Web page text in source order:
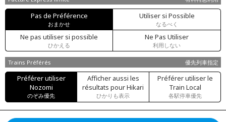
Pas de Préférence
おまかせ
Utiliser si Possible
なるべく
Ne pas utiliser si possible
ひかえる
Ne Pas Utiliser
利用しない
Trains Préférés 優先列車指定
Préférer utiliser
Nozomi
のぞみ優先
Afficher aussi les
résultats pour Hikari
ひかりも表示
Préférer utiliser le
Train Local
各駅停車優先